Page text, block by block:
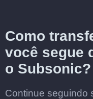
Como
você segue
o Subsonic?
Continue seguindo